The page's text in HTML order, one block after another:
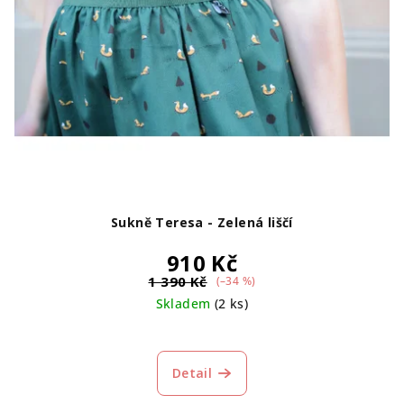
Sukně Teresa - Zelená liščí
910 Kč
1 390 Kč (–34 %)
Skladem (2 ks)
hodnocení
produktu
Detail